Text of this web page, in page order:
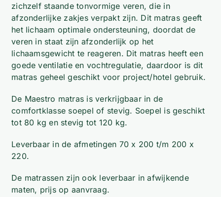
zichzelf staande tonvormige veren, die in
afzonderlijke zakjes verpakt zijn. Dit matras geeft
het lichaam optimale ondersteuning, doordat de
veren in staat zijn afzonderlijk op het
lichaamsgewicht te reageren. Dit matras heeft een
goede ventilatie en vochtregulatie, daardoor is dit
matras geheel geschikt voor project/hotel gebruik.
De Maestro matras is verkrijgbaar in de
comfortklasse soepel of stevig. Soepel is geschikt
tot 80 kg en stevig tot 120 kg.
Leverbaar in de afmetingen 70 x 200 t/m 200 x
220.
De matrassen zijn ook leverbaar in afwijkende
maten, prijs op aanvraag.